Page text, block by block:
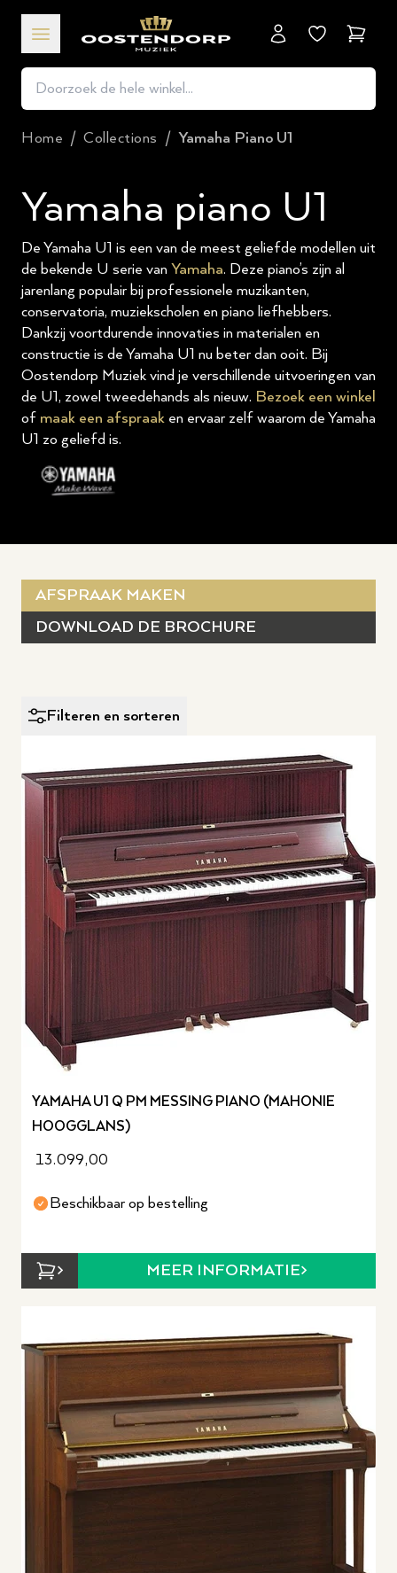
Home / Collections / Yamaha Piano U1
Yamaha piano U1
De Yamaha U1 is een van de meest geliefde modellen uit
de bekende U serie van Yamaha. Deze piano’s zijn al
jarenlang populair bij professionele muzikanten,
conservatoria, muziekscholen en piano liefhebbers.
Dankzij voortdurende innovaties in materialen en
constructie is de Yamaha U1 nu beter dan ooit. Bij
Oostendorp Muziek vind je verschillende uitvoeringen van
de U1, zowel tweedehands als nieuw. Bezoek een winkel
of maak een afspraak en ervaar zelf waarom de Yamaha
U1 zo geliefd is.
AFSPRAAK MAKEN
DOWNLOAD DE BROCHURE
Filteren en sorteren
YAMAHA U1 Q PM MESSING PIANO (MAHONIE
HOOGGLANS)
13.099,00
Beschikbaar op bestelling
MEER INFORMATIE